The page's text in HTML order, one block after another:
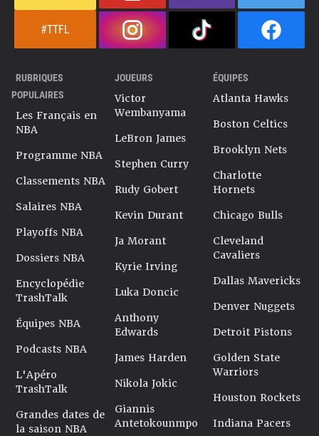
#TTFL
RUBRIQUES
POPULAIRES
Les Français en
NBA
Programme NBA
Classements NBA
Salaires NBA
Playoffs NBA
Dossiers NBA
Encyclopédie
TrashTalk
Équipes NBA
Podcasts NBA
L'Apéro
TrashTalk
Grandes dates de
la saison NBA
JOUEURS
Victor
Wembanyama
LeBron James
Stephen Curry
Rudy Gobert
Kevin Durant
Ja Morant
Kyrie Irving
Luka Doncic
Anthony
Edwards
James Harden
Nikola Jokic
Giannis
Antetokounmpo
ÉQUIPES
Atlanta Hawks
Boston Celtics
Brooklyn Nets
Charlotte
Hornets
Chicago Bulls
Cleveland
Cavaliers
Dallas Mavericks
Denver Nuggets
Detroit Pistons
Golden State
Warriors
Houston Rockets
Indiana Pacers